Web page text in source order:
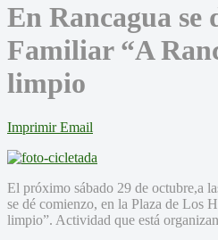
En Rancagua
Familiar “A
limpio
Imprimir Email
El próximo sábado 29 de octubre,a
se dé comienzo, en la Plaza de Los
limpio”. Actividad que está